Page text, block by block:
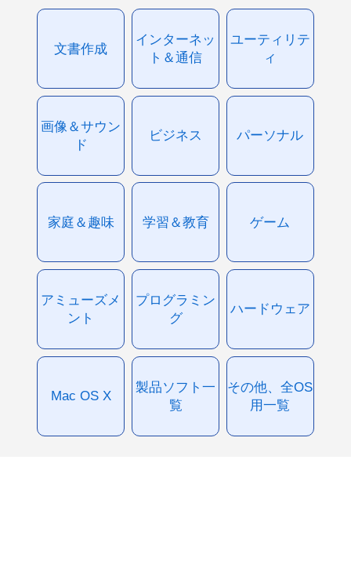
文書作成
インターネッ
ト＆通信
ユーティリテ
ィ
画像＆サウン
ド
ビジネス パーソナル
家庭＆趣味 学習＆教育 ゲーム
アミューズメ
ント
プログラミン
グ
ハードウェア
Mac OS X
製品ソフト一
覧
その他、全OS
用一覧